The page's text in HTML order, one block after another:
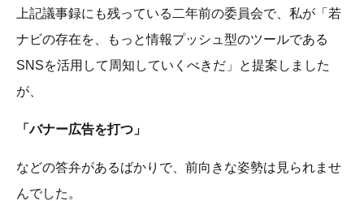
上記議事録にも残っている二年前の委員会で、私が「若
ナビの存在を、もっと情報プッシュ型のツールである
SNSを活用して周知していくべきだ」と提案しました
が、
「バナー広告を打つ」
などの答弁があるばかりで、前向きな姿勢は見られませ
んでした。